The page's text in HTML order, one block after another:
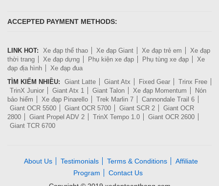
ACCEPTED PAYMENT METHODS:
LINK HOT: Xe đạp thể thao Xe đạp Giant Xe đạp trẻ em
Xe đạp
thời trang
Xe đạp dựng Phụ kiện xe đạp Phụ tùng xe đạp
Xe
đạp địa hình
Xe đạp đua
TÌM KIẾM NHIỀU:
Giant Latte Giant Atx Fixed Gear
Trinx Free
TrinX Junior
Giant Atx 1 Giant Talon Xe đạp Momentum
Nón
bảo hiểm
Xe đạp Pinarello Trek Marlin 7
Cannondale Trail 6
Giant OCR 5500
Giant OCR 5700 Giant SCR 2
Giant OCR
2800
Giant Propel ADV 2 TrinX Tempo 1.0
Giant OCR 2600
Giant TCR 6700
About Us Testimonials Terms & Conditions
Affiliate
Program
Contact Us